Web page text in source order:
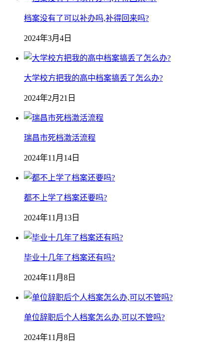
档案没有了可以补办吗,补得回来吗?
2024年3月4日
大学校方把我的高中档案搞丢了怎么办?
2024年2月21日
瑞昌市死档激活流程
2024年11月14日
都不上学了档案还要吗?
2024年11月13日
毕业十几年了档案还有吗?
2024年11月8日
单位辞职后个人档案怎么办,可以不管吗?
2024年11月8日